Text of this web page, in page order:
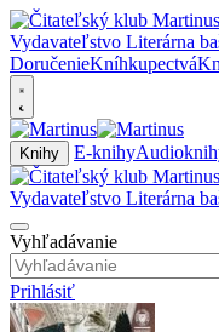
DoručenieKníhkupectvá
Knihy E-knihy
Vyhľadávanie
Prihlásiť